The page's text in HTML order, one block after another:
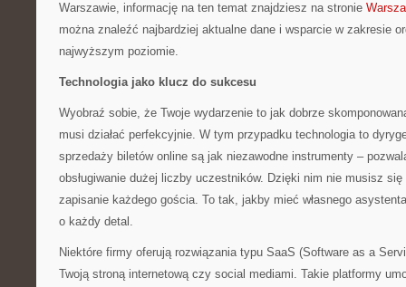
Warszawie, informację na ten temat znajdziesz na stronie
można znaleźć najbardziej aktualne dane i wsparcie w zakresie
najwyższym poziomie.
Technologia jako klucz do sukcesu
Wyobraź sobie, że Twoje wydarzenie to jak dobrze
musi działać perfekcyjnie. W tym przypadku technologia to
sprzedaży biletów online są jak niezawodne instrumenty –
obsługiwanie dużej liczby uczestników. Dzięki nim nie musisz
zapisanie każdego gościa. To tak, jakby mieć własnego
o każdy detal.
Niektóre firmy oferują rozwiązania typu SaaS (Software as a
Twoją stroną internetową czy social mediami. Takie platformy